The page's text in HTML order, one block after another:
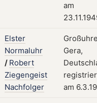
am
Elster
Normaluhr
/ Robert
Ziegengeist
Nachfolger
Gera,
am